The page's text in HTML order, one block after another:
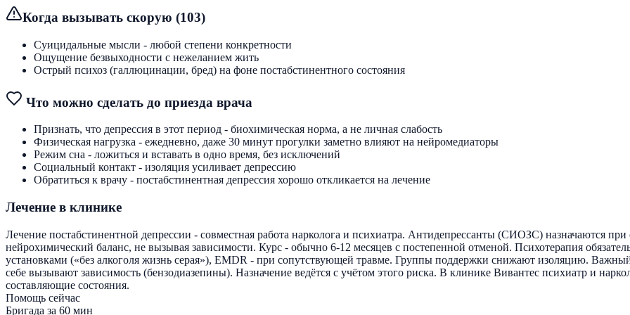
Когда вызывать скорую (103)
Суицидальные мысли - любой степени конкретности
Ощущение безвыходности с нежеланием жить
Острый психоз (галлюцинации, бред) на фоне постабстинентного состояния
Что можно сделать до приезда врача
Признать, что депрессия в этот период - биохимическая норма, а не личная слабость
Физическая нагрузка - ежедневно, даже 30 минут прогулки заметно влияют на нейромедиаторы
Режим сна - ложиться и вставать в одно время, без исключений
Социальный контакт - изоляция усиливает депрессию
Обратиться к врачу - постабстинентная депрессия хорошо откликается на лечение
Лечение в клинике
Лечение постабстинентной депрессии - совместная работа нарколога и психиатра. Антидепрессанты (СИОЗС) назначаются
нейрохимический баланс, не вызывая зависимости. Курс - обычно 6-12 месяцев с постепенной отменой. Психотерапия
установками («без алкоголя жизнь серая»), EMDR - при сопутствующей травме. Группы поддержки снижают изоляцию.
себе вызывают зависимость (бензодиазепины). Назначение ведётся с учётом этого риска. В клинике Вивантес психиатр и
составляющие состояния.
Помощь сейчас
Бригада за 60 мин